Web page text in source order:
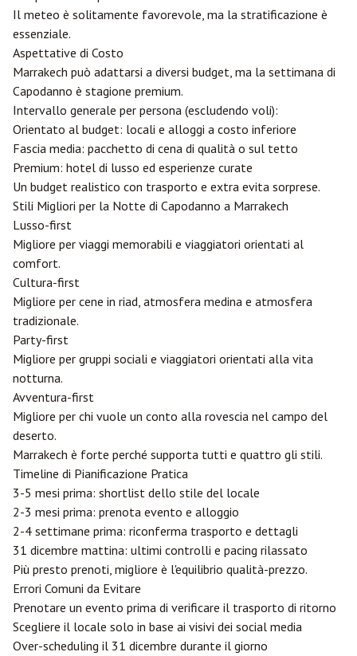
Il meteo è solitamente favorevole, ma la stratificazione è
essenziale.
Aspettative di Costo
Marrakech può adattarsi a diversi budget, ma la settimana di
Capodanno è stagione premium.
Intervallo generale per persona (escludendo voli):
Orientato al budget: locali e alloggi a costo inferiore
Fascia media: pacchetto di cena di qualità o sul tetto
Premium: hotel di lusso ed esperienze curate
Un budget realistico con trasporto e extra evita sorprese.
Stili Migliori per la Notte di Capodanno a Marrakech
Lusso-first
Migliore per viaggi memorabili e viaggiatori orientati al
comfort.
Cultura-first
Migliore per cene in riad, atmosfera medina e atmosfera
tradizionale.
Party-first
Migliore per gruppi sociali e viaggiatori orientati alla vita
notturna.
Avventura-first
Migliore per chi vuole un conto alla rovescia nel campo del
deserto.
Marrakech è forte perché supporta tutti e quattro gli stili.
Timeline di Pianificazione Pratica
3-5 mesi prima: shortlist dello stile del locale
2-3 mesi prima: prenota evento e alloggio
2-4 settimane prima: riconferma trasporto e dettagli
31 dicembre mattina: ultimi controlli e pacing rilassato
Più presto prenoti, migliore è l'equilibrio qualità-prezzo.
Errori Comuni da Evitare
Prenotare un evento prima di verificare il trasporto di ritorno
Scegliere il locale solo in base ai visivi dei social media
Over-scheduling il 31 dicembre durante il giorno